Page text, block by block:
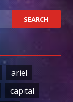
ariel
capital